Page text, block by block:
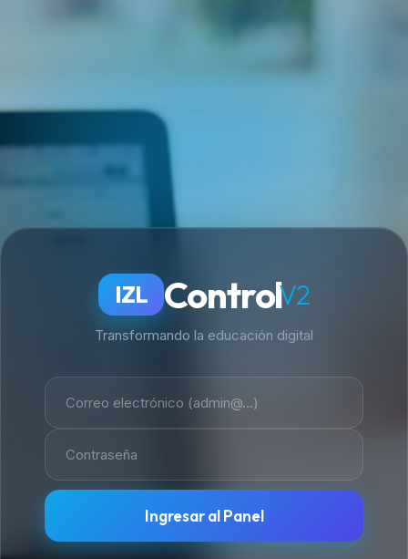
IZL ControlV2
Transformando la educación digital
Ingresar al Panel